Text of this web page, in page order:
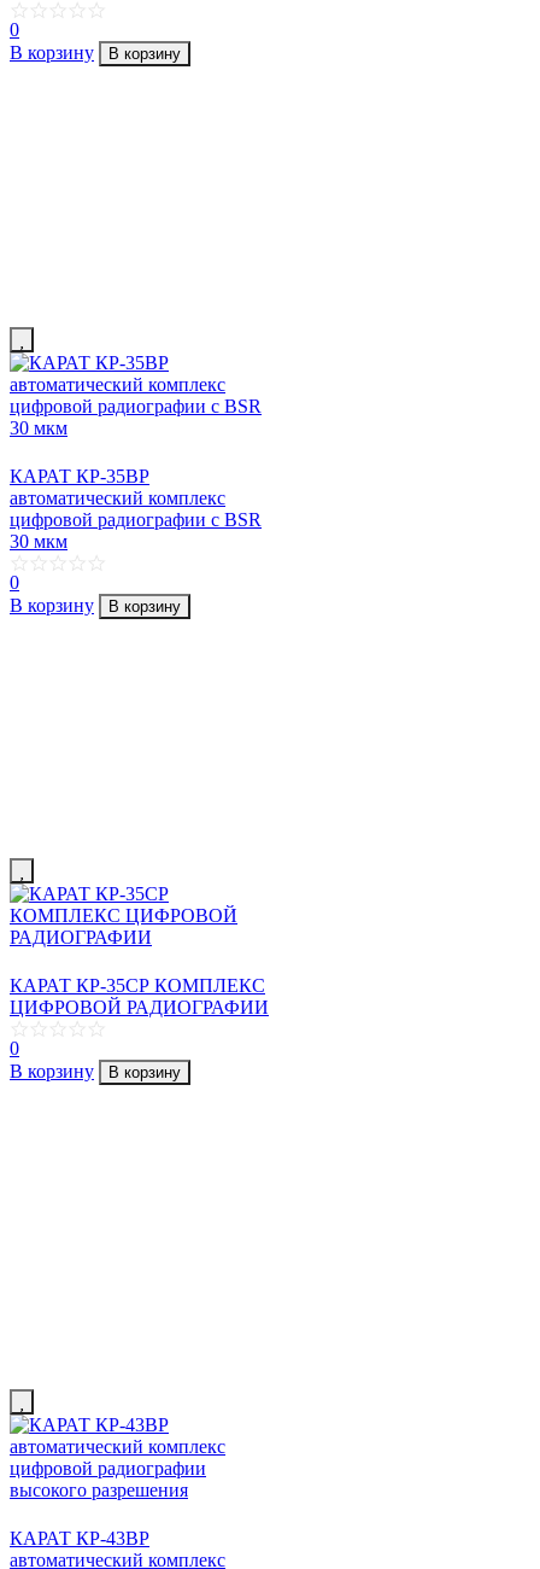
0
В корзину
В корзину
КАРАТ КР-35ВР
автоматический комплекс
цифровой радиографии с BSR
30 мкм
0
В корзину
В корзину
КАРАТ КР-35СР КОМПЛЕКС
ЦИФРОВОЙ РАДИОГРАФИИ
0
В корзину
В корзину
КАРАТ КР-43ВР
автоматический комплекс